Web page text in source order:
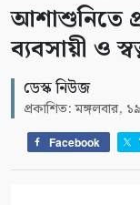
আশাশুনিতে
ব্যবসায়ী ও
ডেস্ক নিউজ
প্রকাশিত: মঙ্গলবার,
Facebook